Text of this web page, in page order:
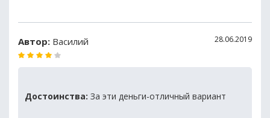
Автор: Василий 28.06.2019
Достоинства: За эти деньги-отличный вариант